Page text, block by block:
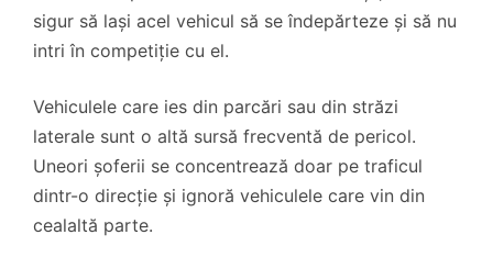
sigur să lași acel vehicul să se îndepărteze și să nu
intri în competiție cu el.
Vehiculele care ies din parcări sau din străzi
laterale sunt o altă sursă frecventă de pericol.
Uneori șoferii se concentrează doar pe traficul
dintr-o direcție și ignoră vehiculele care vin din
cealaltă parte.